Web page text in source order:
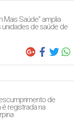
Mais Saúde” amplia
de saúde de
de
registrada na